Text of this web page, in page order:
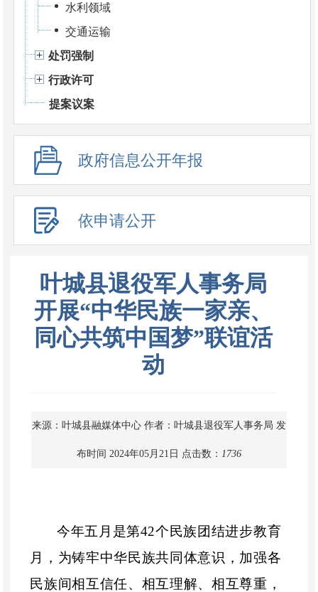
水利领域
交通运输
处罚强制
行政许可
提案议案
政府信息公开年报
依申请公开
叶城县退役军人事务局
开展“中华民族一家亲、
同心共筑中国梦”联谊活
动
来源：叶城县融媒体中心 作者：叶城县退役军人事务局 发
布时间 2024年05月21日 点击数： 1736
今年五月是第42个民族团结进步教育
月，为铸牢中华民族共同体意识，加强各
民族间相互信任、相互理解、相互尊重，